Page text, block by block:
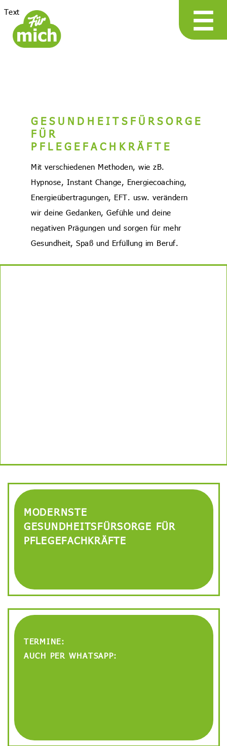
Text
GESUNDHEITSFÜRSORGE
FÜR
PFLEGEFACHKRÄFTE
Mit verschiedenen Methoden, wie zB.
Hypnose, Instant Change, Energiecoaching,
Energieübertragungen, EFT. usw. verändern
wir deine Gedanken, Gefühle und deine
negativen Prägungen und sorgen für mehr
Gesundheit, Spaß und Erfüllung im Beruf.
MODERNSTE
GESUNDHEITSFÜRSORGE FÜR
PFLEGEFACHKRÄFTE
TERMINE:
AUCH PER WHATSAPP:
☰